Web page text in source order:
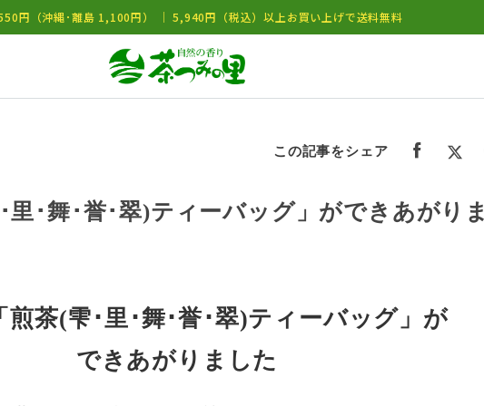
円（沖縄･離島 1,100円） ｜ 5,940円（税込）以上お買い上げで送料無料
この記事をシェア
里･舞･誉･翠)ティーバッグ」ができあがりま
煎茶(雫･里･舞･誉･翠)ティーバッグ」が
できあがりました